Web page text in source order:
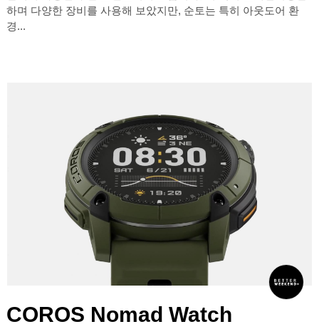
하며 다양한 장비를 사용해 보았지만, 순토는 특히 아웃도어 환
경...
COROS Nomad Watch